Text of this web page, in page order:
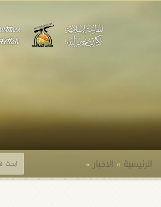
الرئيسية » الاخبار »